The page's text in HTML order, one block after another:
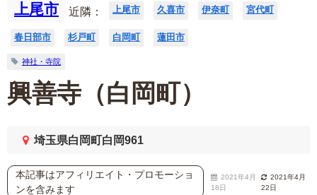
上尾市 近隣： 上尾市 久喜市 伊奈町 宮代町
春日部市 杉戸町 白岡町 蓮田市
神社・寺院
興善寺（白岡町）
埼玉県白岡町白岡961
本記事はアフィリエイト・プロモーショ
ンを含みます
2021年4月
18日
2021年4月
22日